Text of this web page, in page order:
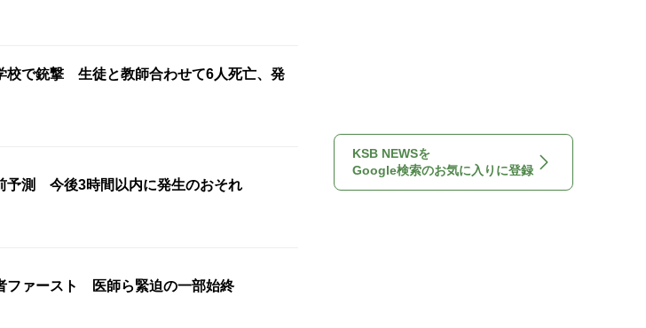
校で銃撃 生徒と教師合わせて6人死亡、発
予測 今後3時間以内に発生のおそれ
ァースト 医師ら緊迫の一部始終
KSB NEWSを
Google検索のお気に入りに登録